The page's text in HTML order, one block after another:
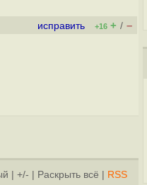
исправить +16 + / –
+/- Раскрыть всё RSS